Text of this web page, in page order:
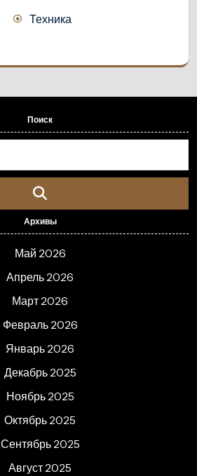
Техника
Поиск
Архивы
Май 2026
Апрель 2026
Март 2026
Февраль 2026
Январь 2026
Декабрь 2025
Ноябрь 2025
Октябрь 2025
Сентябрь 2025
Август 2025